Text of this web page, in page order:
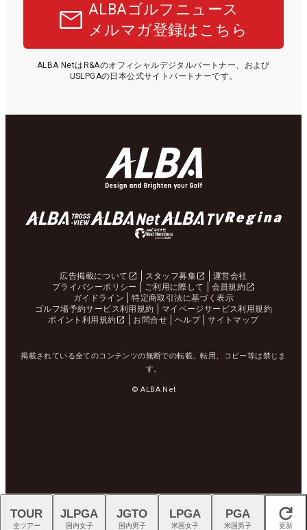
ALBAゴルフニュース
メルマガ登録はこちら
ALBA NetはR&Aのオフィシャルデジタルパートナー、および
USLPGAの日本公式サイトパートナーです。
広告掲載について スタッフ募集
運営会社
プライバシーポリシー
ご利用に際して
会員規約
ガイドライン
特定商取引法に基づく表示
ゴルフ場予約サービス利用規約
マイページサービス利用規約
ポイント利用規約
お問合せ ヘルプ サイトマップ
掲載されている全てのコンテンツの無断での転載、転用、コピー等は禁じま
す。
© ALBA Net
閉じる
TOUR
全ツアー
JLPGA
国内女子
JGTO
国内男子
LPGA
米国女子
PGA
米国男子 更新